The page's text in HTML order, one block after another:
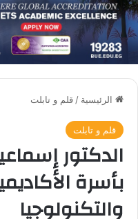
الرئيسية / قلم و تابلت
قلم و تابلت
الدكتور
بأسرة
والتكنولوجيا